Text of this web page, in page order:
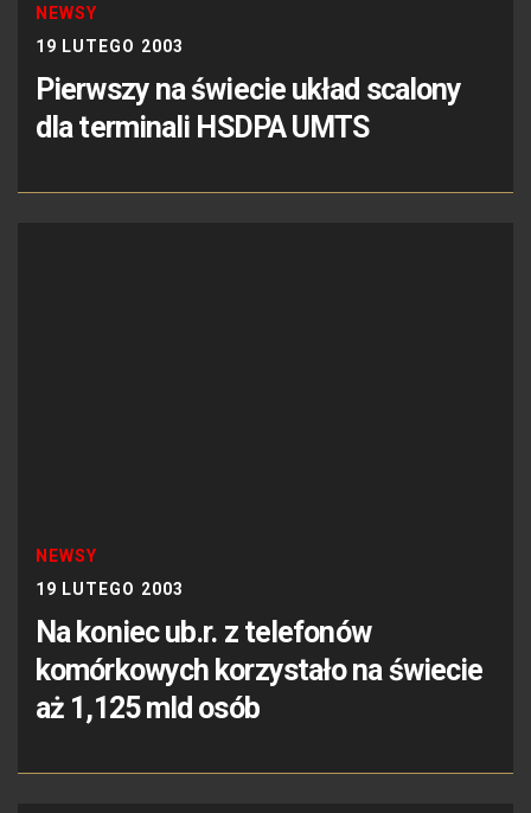
NEWSY
19 LUTEGO 2003
Pierwszy na świecie układ scalony
dla terminali HSDPA UMTS
NEWSY
19 LUTEGO 2003
Na koniec ub.r. z telefonów
komórkowych korzystało na świecie
aż 1,125 mld osób